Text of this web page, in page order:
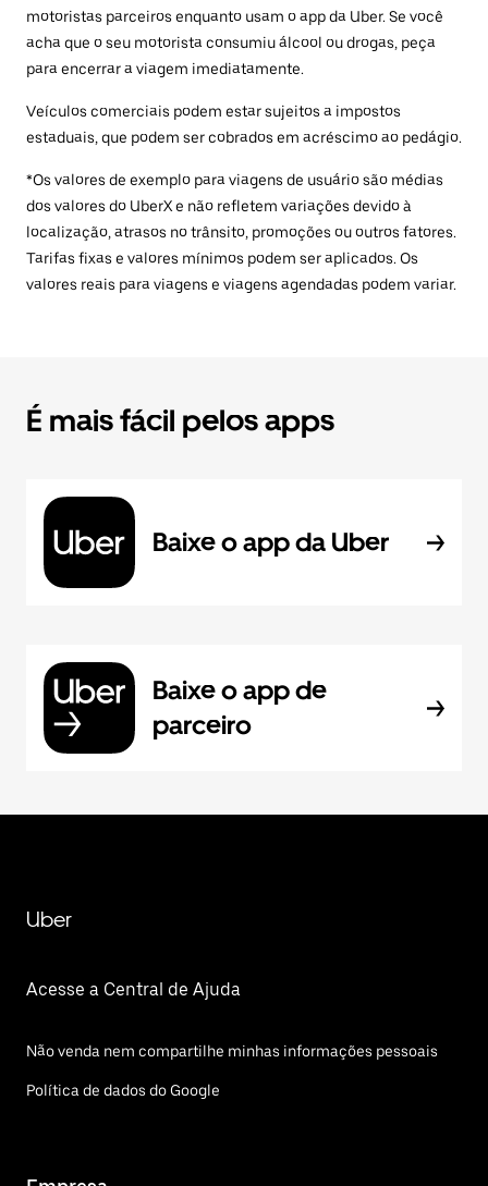
motoristas parceiros enquanto usam o app da Uber. Se você
acha que o seu motorista consumiu álcool ou drogas, peça
para encerrar a viagem imediatamente.
Veículos comerciais podem estar sujeitos a impostos
estaduais, que podem ser cobrados em acréscimo ao pedágio.
*Os valores de exemplo para viagens de usuário são médias
dos valores do UberX e não refletem variações devido à
localização, atrasos no trânsito, promoções ou outros fatores.
Tarifas fixas e valores mínimos podem ser aplicados. Os
valores reais para viagens e viagens agendadas podem variar.
É mais fácil pelos apps
Baixe o app da Uber
Baixe o app de
parceiro
Uber
Acesse a Central de Ajuda
Não venda nem compartilhe minhas informações pessoais
Política de dados do Google